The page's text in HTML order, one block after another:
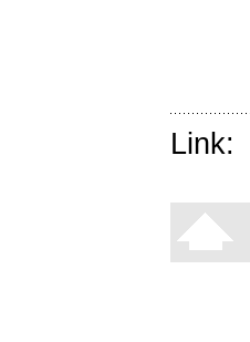
Link: